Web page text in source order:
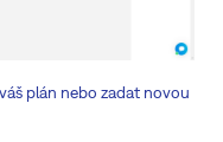
plán nebo zadat novou